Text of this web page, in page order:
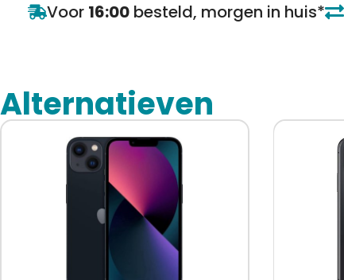
Voor 16:00 besteld, morgen in huis*
Alternatieven